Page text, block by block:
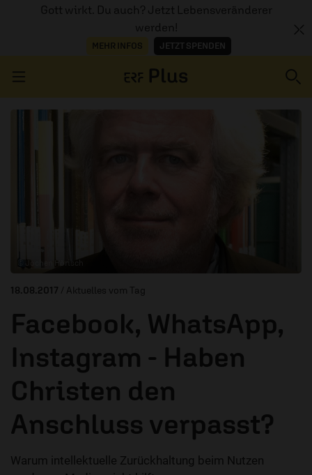
Gott wirkt. Du auch? Jetzt Lebensveränderer
werden!
MEHR INFOS JETZT SPENDEN
PROGRAMM
18.08.2017 / Aktuelles vom Tag
Facebook, WhatsApp,
Instagram - Haben
Christen den
Anschluss verpasst?
Warum intellektuelle Zurückhaltung beim Nutzen